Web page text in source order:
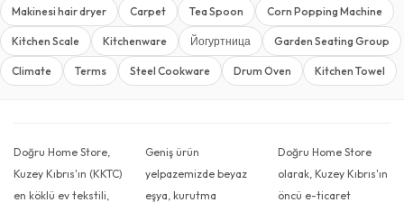
Makinesi hair dryer Carpet Tea Spoon Corn Popping Machine
Kitchen Scale Kitchenware Йогуртница Garden Seating Group
Climate Terms Steel Cookware Drum Oven Kitchen Towel
Doğru Home Store,
Kuzey Kıbrıs'ın (KKTC)
en köklü ev tekstili,
Geniş ürün
yelpazemizde beyaz
eşya, kurutma
Doğru Home Store
olarak, Kuzey Kıbrıs'ın
öncü e-ticaret